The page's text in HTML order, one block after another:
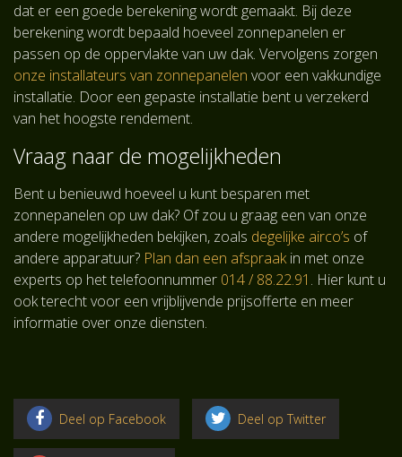
dat er een goede berekening wordt gemaakt. Bij deze
berekening wordt bepaald hoeveel zonnepanelen er
passen op de oppervlakte van uw dak. Vervolgens zorgen
onze installateurs van zonnepanelen voor een vakkundige
installatie. Door een gepaste installatie bent u verzekerd
van het hoogste rendement.
Vraag naar de mogelijkheden
Bent u benieuwd hoeveel u kunt besparen met
zonnepanelen op uw dak? Of zou u graag een van onze
andere mogelijkheden bekijken, zoals degelijke airco’s of
andere apparatuur? Plan dan een afspraakin met onze
experts op het telefoonnummer 014 / 88.22.91 . Hier kunt u
ook terecht voor een vrijblijvende prijsofferte en meer
informatie over onze diensten.
Deel op Facebook Deel op Twitter